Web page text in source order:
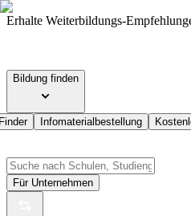
Erhalte Weiterbildungs-
Bildung finden
Infomaterialbestellung
Für Unternehmen